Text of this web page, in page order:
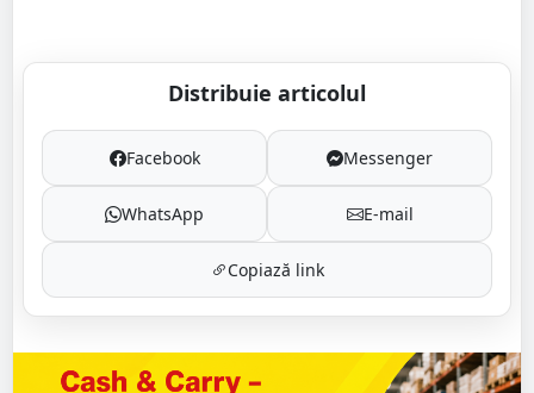
Distribuie articolul
Facebook Messenger
WhatsApp E-mail
Copiază link